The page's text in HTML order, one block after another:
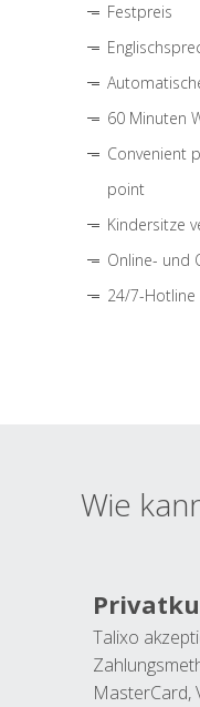
Festpreis
60 Minuten
Convenient
point
Kindersitze
Online- und
24/7-Hotline
Wie
Talixo
MasterCard,